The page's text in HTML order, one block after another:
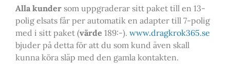
Alla kunder som uppgraderar sitt paket till en 13-
polig elsats får per automatik en adapter till 7-polig
med i sitt paket (värde 189:-). www.dragkrok365.se
bjuder på detta för att du som kund även skall
kunna köra släp med den gamla kontakten.